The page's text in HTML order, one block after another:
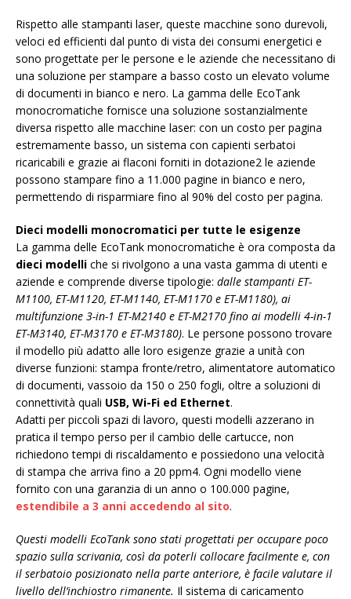
Rispetto alle stampanti laser, queste macchine sono durevoli,
veloci ed efficienti dal punto di vista dei consumi energetici e
sono progettate per le persone e le aziende che necessitano di
una soluzione per stampare a basso costo un elevato volume
di documenti in bianco e nero. La gamma delle EcoTank
monocromatiche fornisce una soluzione sostanzialmente
diversa rispetto alle macchine laser: con un costo per pagina
estremamente basso, un sistema con capienti serbatoi
ricaricabili e grazie ai flaconi forniti in dotazione2 le aziende
possono stampare fino a 11.000 pagine in bianco e nero,
permettendo di risparmiare fino al 90% del costo per pagina.
Dieci modelli monocromatici per tutte le esigenze
La gamma delle EcoTank monocromatiche è ora composta da
dieci modelli che si rivolgono a una vasta gamma di utenti e
aziende e comprende diverse tipologie: dalle stampanti ET-
M1100, ET-M1120, ET-M1140, ET-M1170 e ET-M1180), ai
multifunzione 3-in-1 ET-M2140 e ET-M2170 fino ai modelli 4-in-1
ET-M3140, ET-M3170 e ET-M3180). Le persone possono trovare
il modello più adatto alle loro esigenze grazie a unità con
diverse funzioni: stampa fronte/retro, alimentatore automatico
di documenti, vassoio da 150 o 250 fogli, oltre a soluzioni di
connettività quali USB, Wi-Fi ed Ethernet.
Adatti per piccoli spazi di lavoro, questi modelli azzerano in
pratica il tempo perso per il cambio delle cartucce, non
richiedono tempi di riscaldamento e possiedono una velocità
di stampa che arriva fino a 20 ppm4. Ogni modello viene
fornito con una garanzia di un anno o 100.000 pagine,
estendibile a 3 anni accedendo al sito.
Questi modelli EcoTank sono stati progettati per occupare poco
spazio sulla scrivania, così da poterli collocare facilmente e, con
il serbatoio posizionato nella parte anteriore, è facile valutare il
livello dell’inchiostro rimanente. Il sistema di caricamento